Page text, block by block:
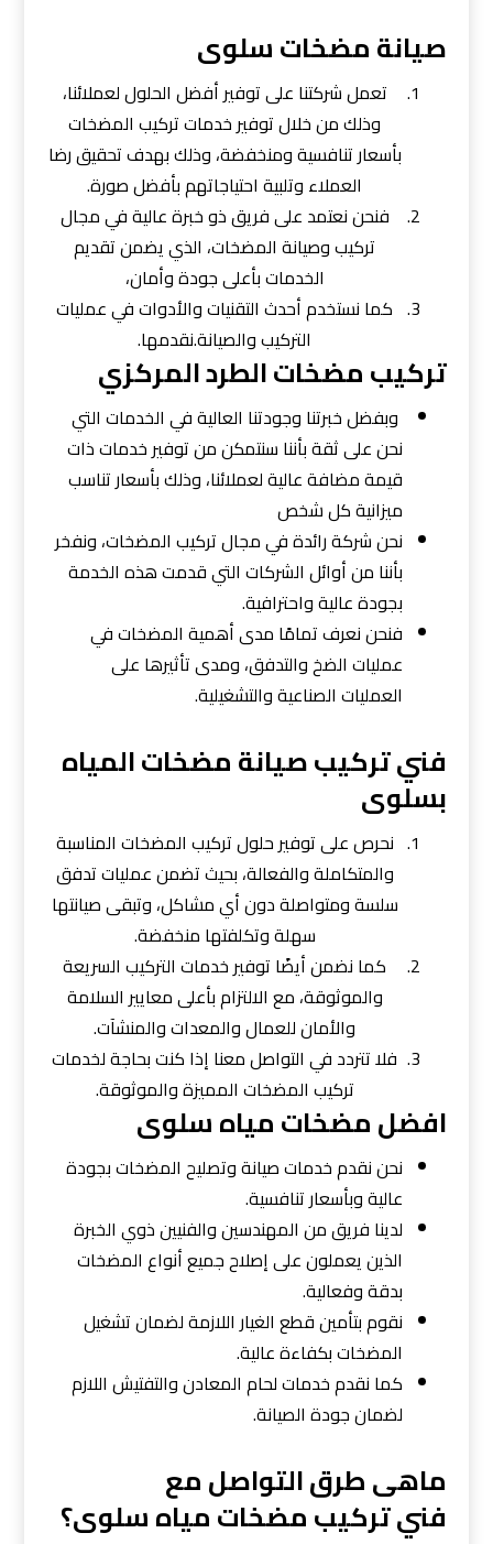
صيانة مضخات سلوى
تعمل شركتنا على توفير أفضل الحلول لعملائنا،
وذلك من خلال توفير خدمات تركيب المضخات
بأسعار تنافسية ومنخفضة، وذلك بهدف تحقيق رضا
العملاء وتلبية احتياجاتهم بأفضل صورة.
فنحن نعتمد على فريق ذو خبرة عالية في مجال
تركيب وصيانة المضخات، الذي يضمن تقديم
الخدمات بأعلى جودة وأمان،
كما نستخدم أحدث التقنيات والأدوات في عمليات
التركيب والصيانة.نقدمها.
تركيب مضخات الطرد المركزي
وبفضل خبرتنا وجودتنا العالية في الخدمات التي
نحن على ثقة بأننا سنتمكن من توفير خدمات ذات
قيمة مضافة عالية لعملائنا، وذلك بأسعار تناسب
ميزانية كل شخص
نحن شركة رائدة في مجال تركيب المضخات، ونفخر
بأننا من أوائل الشركات التي قدمت هذه الخدمة
بجودة عالية واحترافية.
فنحن نعرف تمامًا مدى أهمية المضخات في
عمليات الضخ والتدفق، ومدى تأثيرها على
العمليات الصناعية والتشغيلية.
فني تركيب صيانة مضخات المياه
بسلوى
نحرص على توفير حلول تركيب المضخات المناسبة
والمتكاملة والفعالة، بحيث تضمن عمليات تدفق
سلسة ومتواصلة دون أي مشاكل، وتبقى صيانتها
سهلة وتكلفتها منخفضة.
كما نضمن أيضًا توفير خدمات التركيب السريعة
والموثوقة، مع الالتزام بأعلى معايير السلامة
والأمان للعمال والمعدات والمنشآت.
فلا تتردد في التواصل معنا إذا كنت بحاجة لخدمات
تركيب المضخات المميزة والموثوقة.
افضل مضخات مياه سلوى
نحن نقدم خدمات صيانة وتصليح المضخات بجودة
عالية وبأسعار تنافسية.
لدينا فريق من المهندسين والفنيين ذوي الخبرة
الذين يعملون على إصلاح جميع أنواع المضخات
بدقة وفعالية.
نقوم بتأمين قطع الغيار اللازمة لضمان تشغيل
المضخات بكفاءة عالية.
كما نقدم خدمات لحام المعادن والتفتيش اللازم
لضمان جودة الصيانة.
ماهى طرق التواصل مع
فني تركيب مضخات مياه سلوى؟